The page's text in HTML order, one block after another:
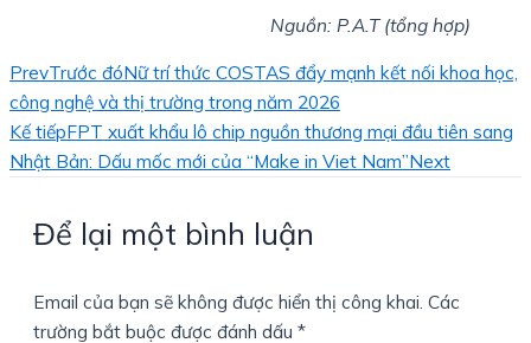
Nguồn: P.A.T (tổng hợp)
PrevTrước đóNữ trí thức COSTAS đẩy mạnh kết nối khoa học,
công nghệ và thị trường trong năm 2026
Kế tiếpFPT xuất khẩu lô chip nguồn thương mại đầu tiên sang
Nhật Bản: Dấu mốc mới của “Make in Viet Nam”Next
Để lại một bình luận
Email của bạn sẽ không được hiển thị công khai. Các
trường bắt buộc được đánh dấu *